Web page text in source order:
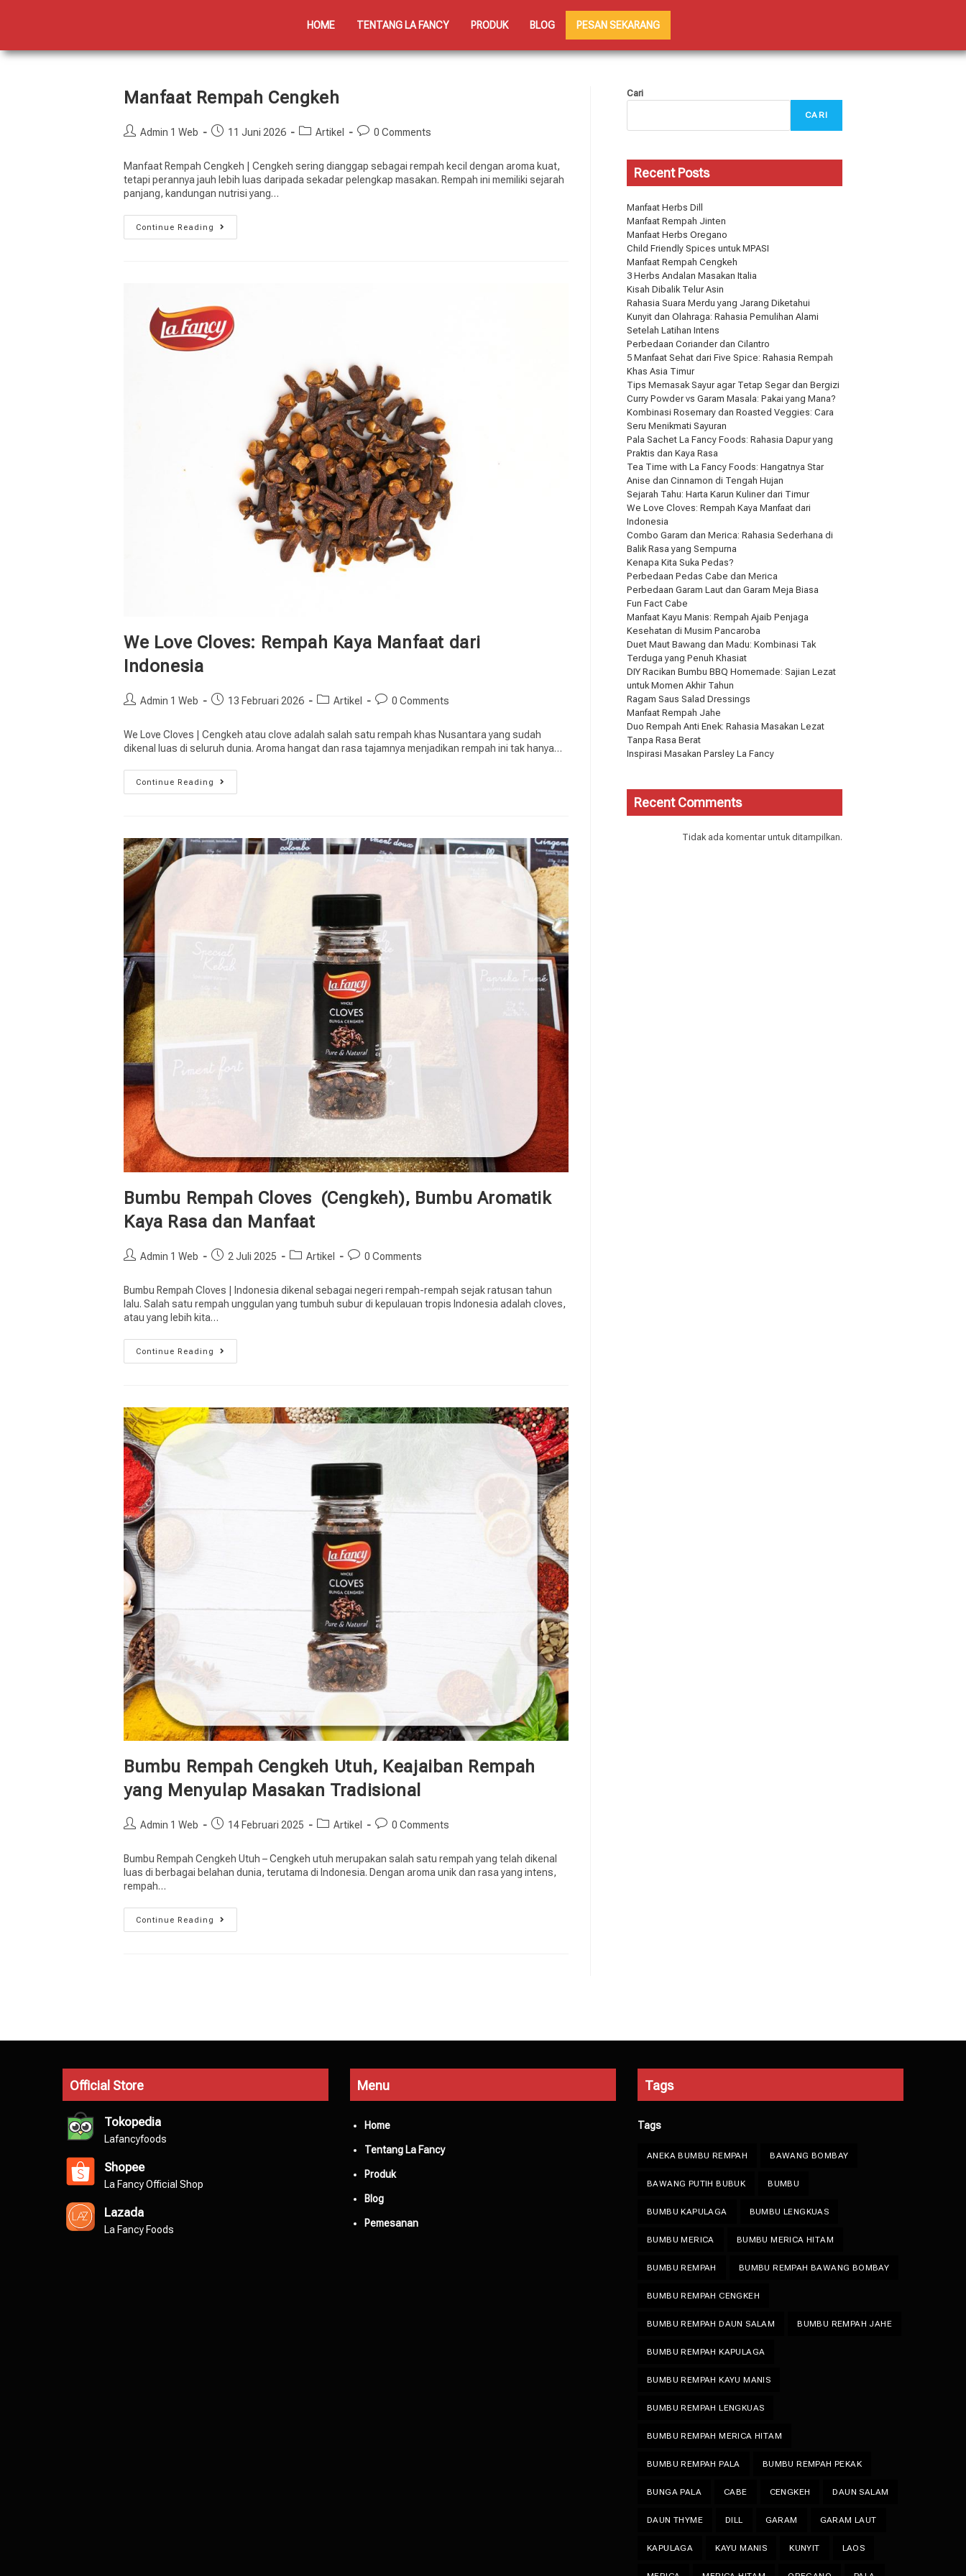
HOME TENTANG LA FANCY PRODUK BLOG PESAN SEKARANG
Manfaat Rempah Cengkeh
Admin 1 Web 11 Juni 2026 Artikel 0 Comments
Manfaat Rempah Cengkeh | Cengkeh sering dianggap sebagai rempah kecil dengan aroma kuat,
tetapi perannya jauh lebih luas daripada sekadar pelengkap masakan. Rempah ini memiliki sejarah
panjang, kandungan nutrisi yang…
Continue Reading
We Love Cloves: Rempah Kaya Manfaat dari
Indonesia
Admin 1 Web 13 Februari 2026 Artikel 0 Comments
We Love Cloves | Cengkeh atau clove adalah salah satu rempah khas Nusantara yang sudah
dikenal luas di seluruh dunia. Aroma hangat dan rasa tajamnya menjadikan rempah ini tak hanya…
Continue Reading
Bumbu Rempah Cloves (Cengkeh), Bumbu Aromatik
Kaya Rasa dan Manfaat
Admin 1 Web 2 Juli 2025 Artikel 0 Comments
Bumbu Rempah Cloves | Indonesia dikenal sebagai negeri rempah-rempah sejak ratusan tahun
lalu. Salah satu rempah unggulan yang tumbuh subur di kepulauan tropis Indonesia adalah cloves,
atau yang lebih kita…
Continue Reading
Bumbu Rempah Cengkeh Utuh, Keajaiban Rempah
yang Menyulap Masakan Tradisional
Admin 1 Web 14 Februari 2025 Artikel 0 Comments
Bumbu Rempah Cengkeh Utuh – Cengkeh utuh merupakan salah satu rempah yang telah dikenal
luas di berbagai belahan dunia, terutama di Indonesia. Dengan aroma unik dan rasa yang intens,
rempah…
Continue Reading
Cari
CARI
Recent Posts
Manfaat Herbs Dill
Manfaat Rempah Jinten
Manfaat Herbs Oregano
Child Friendly Spices untuk MPASI
Manfaat Rempah Cengkeh
3 Herbs Andalan Masakan Italia
Kisah Dibalik Telur Asin
Rahasia Suara Merdu yang Jarang Diketahui
Kunyit dan Olahraga: Rahasia Pemulihan Alami
Setelah Latihan Intens
Perbedaan Coriander dan Cilantro
5 Manfaat Sehat dari Five Spice: Rahasia Rempah
Khas Asia Timur
Tips Memasak Sayur agar Tetap Segar dan Bergizi
Curry Powder vs Garam Masala: Pakai yang Mana?
Kombinasi Rosemary dan Roasted Veggies: Cara
Seru Menikmati Sayuran
Pala Sachet La Fancy Foods: Rahasia Dapur yang
Praktis dan Kaya Rasa
Tea Time with La Fancy Foods: Hangatnya Star
Anise dan Cinnamon di Tengah Hujan
Sejarah Tahu: Harta Karun Kuliner dari Timur
We Love Cloves: Rempah Kaya Manfaat dari
Indonesia
Combo Garam dan Merica: Rahasia Sederhana di
Balik Rasa yang Sempurna
Kenapa Kita Suka Pedas?
Perbedaan Pedas Cabe dan Merica
Perbedaan Garam Laut dan Garam Meja Biasa
Fun Fact Cabe
Manfaat Kayu Manis: Rempah Ajaib Penjaga
Kesehatan di Musim Pancaroba
Duet Maut Bawang dan Madu: Kombinasi Tak
Terduga yang Penuh Khasiat
DIY Racikan Bumbu BBQ Homemade: Sajian Lezat
untuk Momen Akhir Tahun
Ragam Saus Salad Dressings
Manfaat Rempah Jahe
Duo Rempah Anti Enek: Rahasia Masakan Lezat
Tanpa Rasa Berat
Inspirasi Masakan Parsley La Fancy
Recent Comments
Tidak ada komentar untuk ditampilkan.
Official Store
Tokopedia
Lafancyfoods
Shopee
La Fancy Official Shop
Lazada
La Fancy Foods
Menu
Home
Tentang La Fancy
Produk
Blog
Pemesanan
Tags
Tags
ANEKA BUMBU REMPAH BAWANG BOMBAY
BAWANG PUTIH BUBUK BUMBU
BUMBU KAPULAGA BUMBU LENGKUAS
BUMBU MERICA BUMBU MERICA HITAM
BUMBU REMPAH BUMBU REMPAH BAWANG BOMBAY
BUMBU REMPAH CENGKEH
BUMBU REMPAH DAUN SALAM BUMBU REMPAH JAHE
BUMBU REMPAH KAPULAGA
BUMBU REMPAH KAYU MANIS
BUMBU REMPAH LENGKUAS
BUMBU REMPAH MERICA HITAM
BUMBU REMPAH PALA BUMBU REMPAH PEKAK
BUNGA PALA CABE CENGKEH DAUN SALAM
DAUN THYME DILL GARAM GARAM LAUT
KAPULAGA KAYU MANIS KUNYIT LAOS